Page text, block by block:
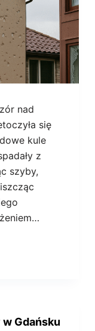
nad
się
kule
z
szyby,
Gdańsku